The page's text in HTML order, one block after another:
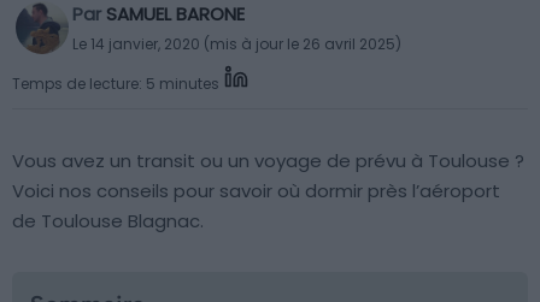
Par SAMUEL BARONE
Le 14 janvier, 2020 (mis à jour le 26 avril 2025)
Temps de lecture: 5 minutes
Vous avez un transit ou un voyage de prévu à Toulouse ?
Voici nos conseils pour savoir où dormir près l’aéroport
de Toulouse Blagnac.